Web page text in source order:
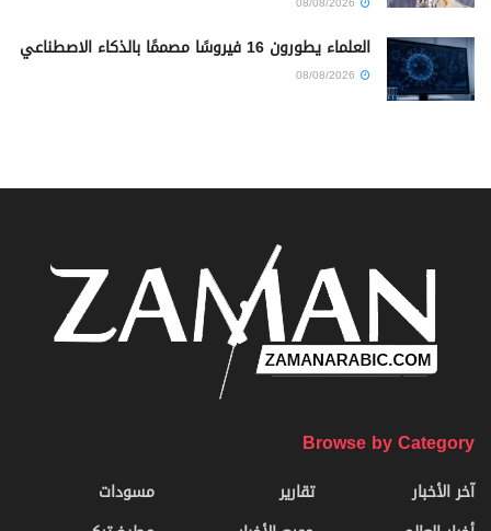
العلماء يطورون 16 فيروسًا مصممًا بالذكاء الاصطناعي
Browse by Category
آخر الأخبار
تقارير
مسودات